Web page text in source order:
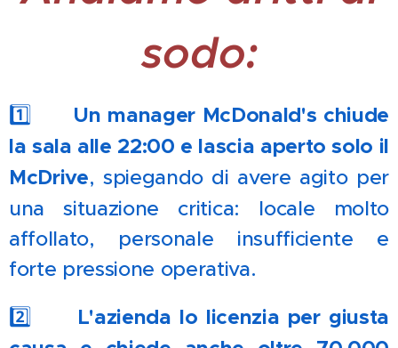
sodo:
1️⃣ 🍔 Un manager McDonald's chiude
la sala alle 22:00 e lascia aperto solo il
McDrive, spiegando di avere agito per
una situazione critica: locale molto
affollato, personale insufficiente e
forte pressione operativa.
2️⃣ ⚖️ L'azienda lo licenzia per giusta